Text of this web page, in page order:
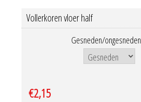
Vollerkoren vloer half
Gesneden/ongesneden
€2,15